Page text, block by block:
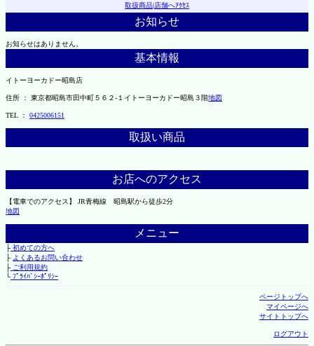
取扱商品|店舗へｱｸｾｽ
お知らせ
お知らせはありません。
基本情報
イトーヨーカドー昭島店
住所 ： 東京都昭島市田中町５６２-１イトーヨーカドー昭島３階地図
TEL ： 0425006151
取扱い商品
お店へのアクセス
【電車でのアクセス】 JR青梅線 昭島駅から徒歩2分
地図
メニュー
├初めての方へ
├ よくあるお問い合わせ
├ご利用規約
└ﾌﾟﾗｲﾊﾞｼｰﾎﾟﾘｼｰ
ページトップへ
マイページへ
サイトトップへ
ログアウト